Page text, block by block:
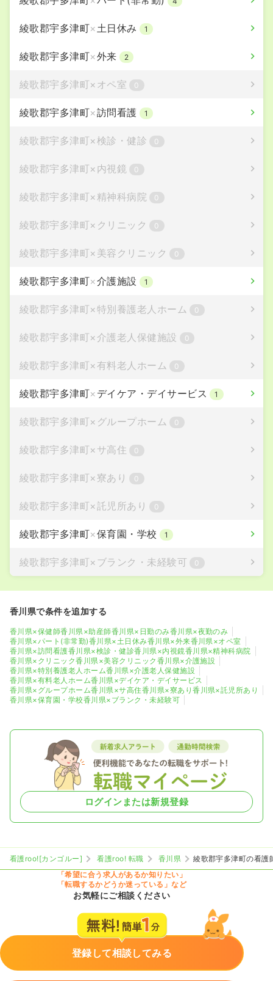
綾歌郡宇多津町×土日休み 1
綾歌郡宇多津町×外来 2
綾歌郡宇多津町× オペ室 0
綾歌郡宇多津町×訪問看護 1
綾歌郡宇多津町×検診・健診 0
綾歌郡宇多津町× 内視鏡 0
綾歌郡宇多津町×精神科病院 0
綾歌郡宇多津町× クリニック 0
綾歌郡宇多津町× 美容クリニック 0
綾歌郡宇多津町×介護施設 1
綾歌郡宇多津町×特別養護老人ホーム 0
綾歌郡宇多津町× 介護老人保健施設 0
綾歌郡宇多津町× 有料老人ホーム 0
綾歌郡宇多津町× デイケア・デイサービス 1
綾歌郡宇多津町× グループホーム 0
綾歌郡宇多津町× サ高住 0
綾歌郡宇多津町× 寮あり 0
綾歌郡宇多津町×託児所あり 0
綾歌郡宇多津町×保育園・学校 1
綾歌郡宇多津町× ブランク・未経験可 0
香川県で条件を追加する
香川県×保健師香川県×助産師香川県×日勤のみ香川県×夜勤のみ
香川県×パート(非常勤)香川県×土日休み香川県×外来香川県×オペ室
香川県×訪問看護香川県×検診・健診香川県×内視鏡香川県×精神科病院
香川県×クリニック香川県×美容クリニック 香川県×介護施設
香川県×特別養護老人ホーム香川県×介護老人保健施設
香川県×有料老人ホーム香川県×デイケア・デイサービス
香川県×グループホーム香川県×サ高住香川県×寮あり香川県×託児所あり
香川県×保育園・学校香川県×ブランク・未経験可
ログインまたは新規登録
看護roo![カンゴルー] 看護roo! 転職 香川県
綾歌郡宇多津町の看護
「希望に合う求人があるか知りたい」
「転職するかどうか迷っている」など
お気軽にご相談ください
登録して相談してみる